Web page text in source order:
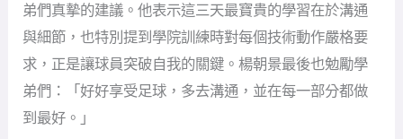
弟們真摯的建議。他表示這三天最寶貴的學習在於溝通
與細節，也特別提到學院訓練時對每個技術動作嚴格要
求，正是讓球員突破自我的關鍵。楊朝景最後也勉勵學
弟們：「好好享受足球，多去溝通，並在每一部分都做
到最好。」